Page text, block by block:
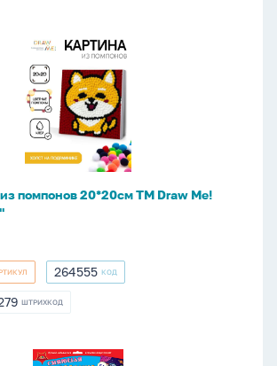
помпонов 20*20см ТМ Draw Me!
264555
264555 КОД
ШТРИХКОД